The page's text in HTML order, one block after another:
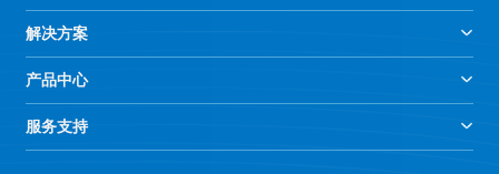
解决方案
产品中心
服务支持